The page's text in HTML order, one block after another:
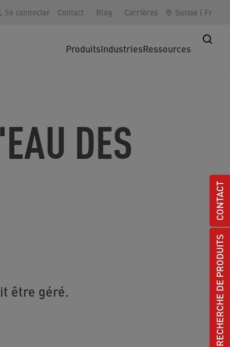
Se connecter Contact Blog Carrières Suisse | Fr
ProduitsIndustriesRessources
DES
être géré.
RECHERCHE DE PRODUITS
CONTACT